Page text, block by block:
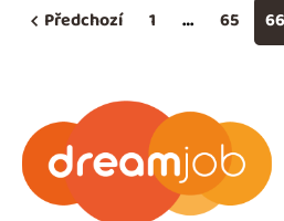
Předchozí 1 … 65 66